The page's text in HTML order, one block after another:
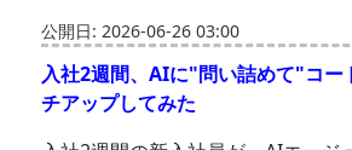
公開日: 2026-06-26 03:00
入社2週間、AIに"問い詰めて"コー
チアップしてみた